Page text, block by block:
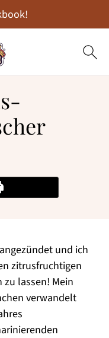
Print Recipe
und ich
zitrusfruchtigen
lassen! Mein
verwandelt